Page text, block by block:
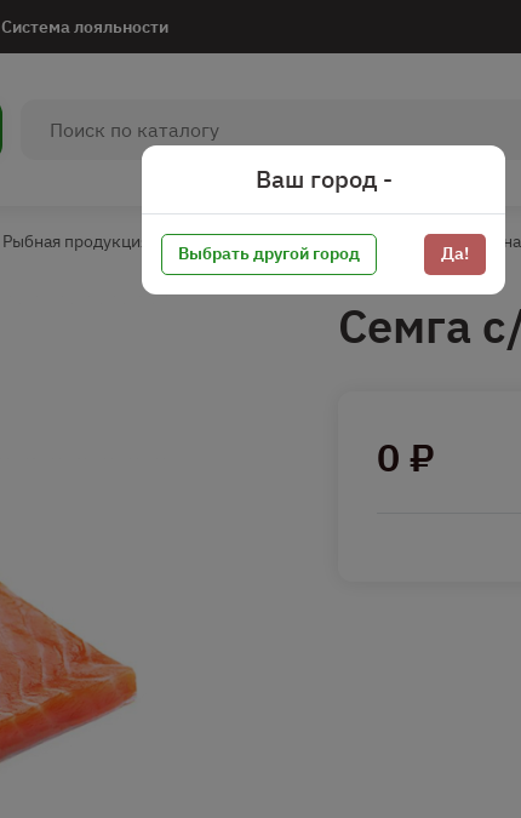
Система лояльности
Рыбная продукция Рыбная продукция соленая Рыба
Семга
0 ₽
Ваш город -
Выбрать другой город Да!